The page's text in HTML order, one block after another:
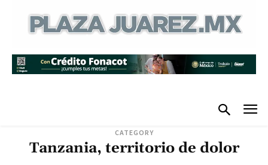
CATEGORY
Tanzania, territorio de dolor